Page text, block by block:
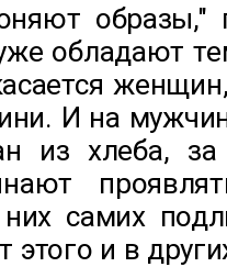
образы,"
обладают
И на
из хлеба, за
самих
этого и в